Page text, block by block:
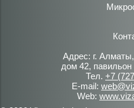
Адрес: г.
дом 42,
Тел. +7
E-mail:
Web: